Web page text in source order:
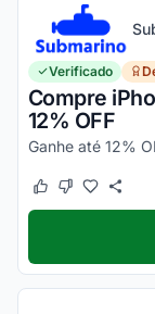
Verificado
Compre
12% OFF
Este cupom
Este cupom